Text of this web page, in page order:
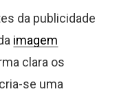
da publicidade
imagem
clara os
se uma